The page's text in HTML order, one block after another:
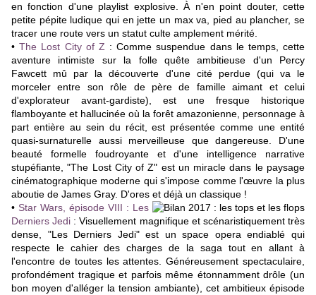
en fonction d'une playlist explosive. À n'en point douter, cette
petite pépite ludique qui en jette un max va, pied au plancher, se
tracer une route vers un statut culte amplement mérité.
•The Lost City of Z : Comme suspendue dans le temps, cette
aventure intimiste sur la folle quête ambitieuse d'un Percy
Fawcett mû par la découverte d'une cité perdue (qui va le
morceler entre son rôle de père de famille aimant et celui
d'explorateur avant-gardiste), est une fresque historique
flamboyante et hallucinée où la forêt amazonienne, personnage à
part entière au sein du récit, est présentée comme une entité
quasi-surnaturelle aussi merveilleuse que dangereuse. D'une
beauté formelle foudroyante et d'une intelligence narrative
stupéfiante, "The Lost City of Z" est un miracle dans le paysage
cinématographique moderne qui s'impose comme l'œuvre la plus
aboutie de James Gray. D'ores et déjà un classique !
• Star Wars, épisode VIII : Les
Derniers Jedi :Visuellement magnifique et scénaristiquement très
dense, "Les Derniers Jedi" est un space opera endiablé qui
respecte le cahier des charges de la saga tout en allant à
l'encontre de toutes les attentes. Généreusement spectaculaire,
profondément tragique et parfois même étonnamment drôle (un
bon moyen d'alléger la tension ambiante), cet ambitieux épisode